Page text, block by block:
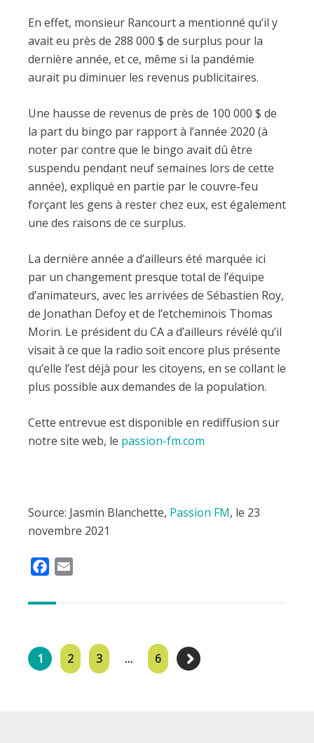
En effet, monsieur Rancourt a mentionné qu’il y
avait eu près de 288 000 $ de surplus pour la
dernière année, et ce, même si la pandémie
aurait pu diminuer les revenus publicitaires.
Une hausse de revenus de près de 100 000 $ de
la part du bingo par rapport à l’année 2020 (à
noter par contre que le bingo avait dû être
suspendu pendant neuf semaines lors de cette
année), expliqué en partie par le couvre-feu
forçant les gens à rester chez eux, est également
une des raisons de ce surplus.
La dernière année a d’ailleurs été marquée ici
par un changement presque total de l’équipe
d’animateurs, avec les arrivées de Sébastien Roy,
de Jonathan Defoy et de l’etcheminois Thomas
Morin. Le président du CA a d’ailleurs révélé qu’il
visait à ce que la radio soit encore plus présente
qu’elle l’est déjà pour les citoyens, en se collant le
plus possible aux demandes de la population.
Cette entrevue est disponible en rediffusion sur
notre site web, le passion-fm.com
Source: Jasmin Blanchette, Passion FM, le 23
novembre 2021
c
o
1
2 3 … 6